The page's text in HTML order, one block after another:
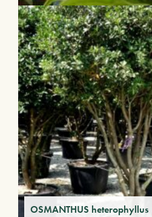
OSMANTHUS heterophyllus